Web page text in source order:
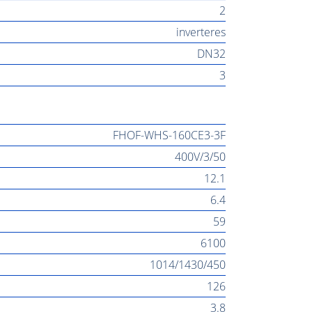
2
inverteres
DN32
3
FHOF-WHS-160CE3-3F
400V/3/50
12.1
6.4
59
6100
1014/1430/450
126
3.8